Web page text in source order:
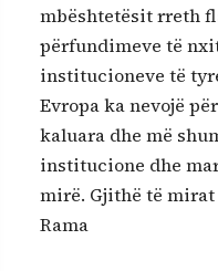
mbështetësit rreth
përfundimeve të
institucioneve të
Evropa ka nevojë
kaluara dhe më
institucione dhe
mirë. Gjithë të
Rama